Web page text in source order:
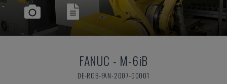
FANUC - M-6iB
DE-ROB-FAN-2007-00001